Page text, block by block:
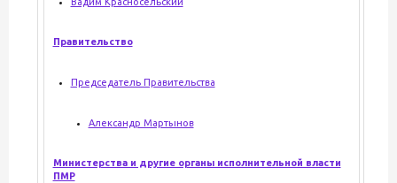
Правительство
Председатель Правительства
Александр Мартынов
Министерства и другие органы исполнительной власти
ПМР